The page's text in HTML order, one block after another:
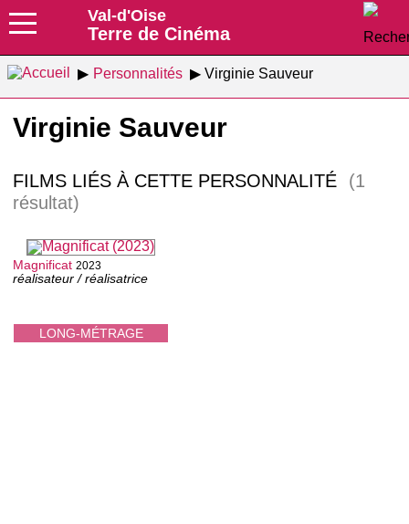
Val-d'Oise
Terre de Cinéma
Personnalités Virginie Sauveur
Virginie Sauveur
FILMS LIÉS À CETTE PERSONNALITÉ
(1
résultat)
LONG-MÉTRAGE
Magnificat 2023
réalisateur / réalisatrice